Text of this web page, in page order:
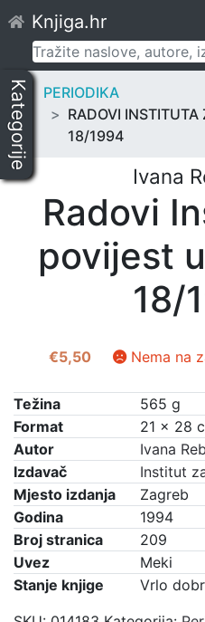
to
content
Knjiga.hr
Pretraži:
Kategorije
PERIODIKA
RADOVI
18/1994
Ivana
Radovi
povijest
18/
€5,50 Nema na
Težina
565 g
Format
21 × 28
Autor
Ivana
Izdavač
Institut
Mjesto izdanja
Zagreb
Godina
1994
Broj stranica
209
Uvez
Meki
Stanje knjige
Vrlo